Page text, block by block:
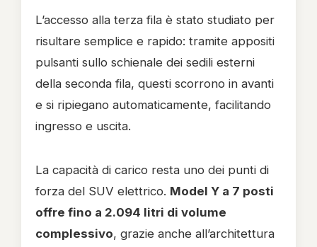
L’accesso alla terza fila è stato studiato per
risultare semplice e rapido: tramite appositi
pulsanti sullo schienale dei sedili esterni
della seconda fila, questi scorrono in avanti
e si ripiegano automaticamente, facilitando
ingresso e uscita.
La capacità di carico resta uno dei punti di
forza del SUV elettrico. Model Y a 7 posti
offre fino a 2.094 litri di volume
complessivo, grazie anche all’architettura